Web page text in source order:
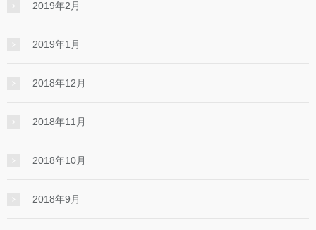
2019年2月
2019年1月
2018年12月
2018年11月
2018年10月
2018年9月